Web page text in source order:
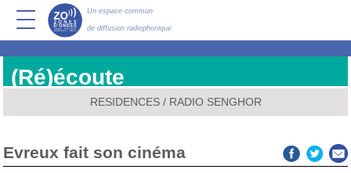
Un espace commun
de diffusion radiophonique
(Ré)écoute
RESIDENCES/ RADIO SENGHOR
Evreux fait son cinéma